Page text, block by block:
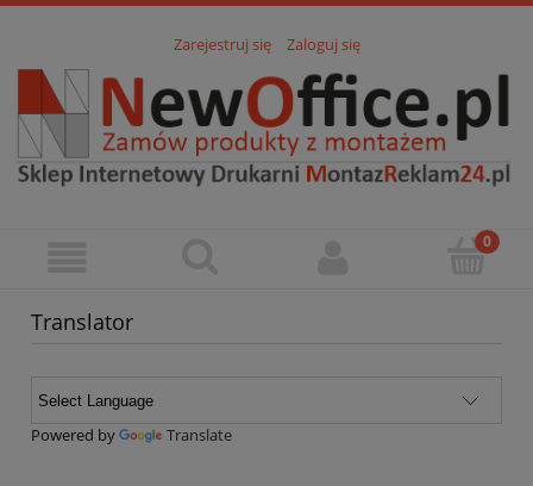
Zarejestruj się Zaloguj się
Translator
Powered by Translate